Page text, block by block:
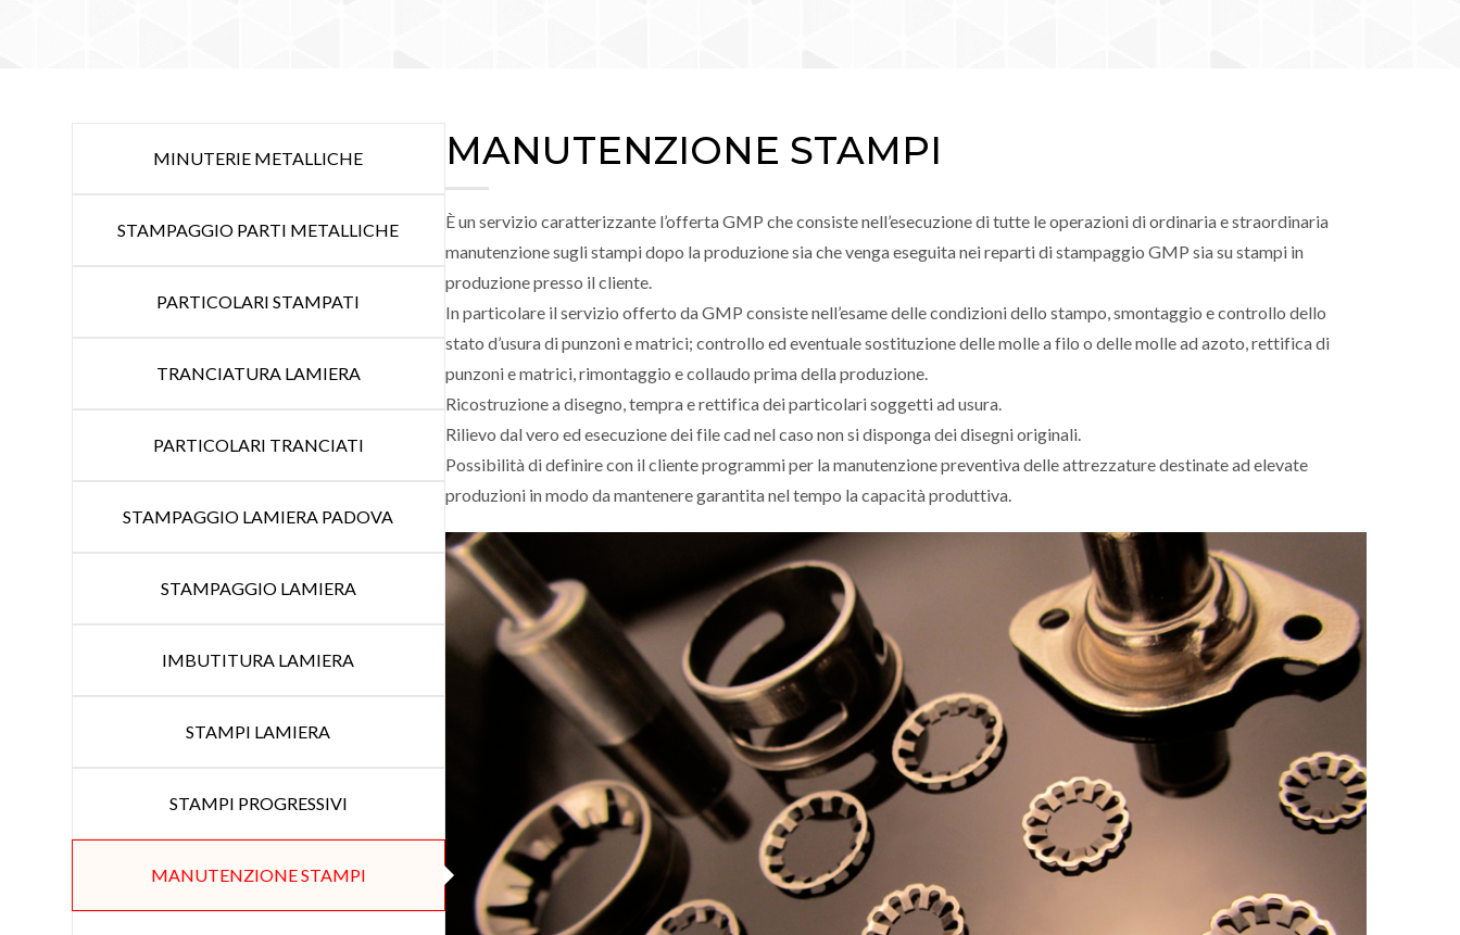
MINUTERIE METALLICHE
STAMPAGGIO PARTI METALLICHE
PARTICOLARI STAMPATI
TRANCIATURA LAMIERA
PARTICOLARI TRANCIATI
STAMPAGGIO LAMIERA PADOVA
STAMPAGGIO LAMIERA
IMBUTITURA LAMIERA
STAMPI LAMIERA
STAMPI PROGRESSIVI
MANUTENZIONE STAMPI
MANUTENZIONE STAMPI
È un servizio caratterizzante l’offerta GMP che consiste nell’esecuzione di tutte le operazioni di ordinaria e straordinaria
manutenzione sugli stampi dopo la produzione sia che venga eseguita nei reparti di stampaggio GMP sia su stampi in
produzione presso il cliente.
In particolare il servizio offerto da GMP consiste nell’esame delle condizioni dello stampo, smontaggio e controllo dello
stato d’usura di punzoni e matrici; controllo ed eventuale sostituzione delle molle a filo o delle molle ad azoto, rettifica di
punzoni e matrici, rimontaggio e collaudo prima della produzione.
Ricostruzione a disegno, tempra e rettifica dei particolari soggetti ad usura.
Rilievo dal vero ed esecuzione dei file cad nel caso non si disponga dei disegni originali.
Possibilità di definire con il cliente programmi per la manutenzione preventiva delle attrezzature destinate ad elevate
produzioni in modo da mantenere garantita nel tempo la capacità produttiva.